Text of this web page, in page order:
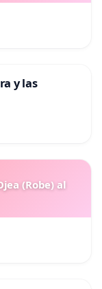
y las
(Robe) al